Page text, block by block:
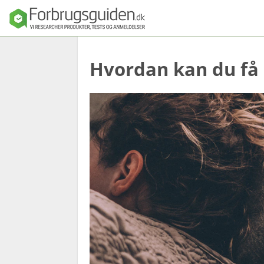
Seng
Madras
Dyner, puder
sengetøj
e
Hvordan kan du